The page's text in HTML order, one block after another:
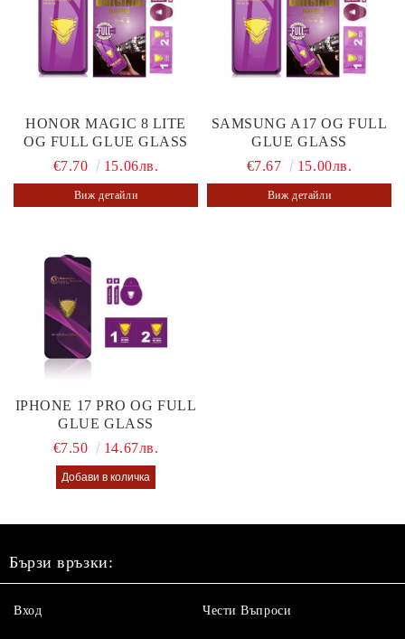
HONOR MAGIC 8 LITE
OG FULL GLUE GLASS
€7.70
15.06лв.
Виж детайли
SAMSUNG A17 OG FULL
GLUE GLASS
€7.67
15.00лв.
Виж детайли
IPHONE 17 PRO OG FULL
GLUE GLASS
€7.50
14.67лв.
Бързи връзки:
Вход Чести Въпроси